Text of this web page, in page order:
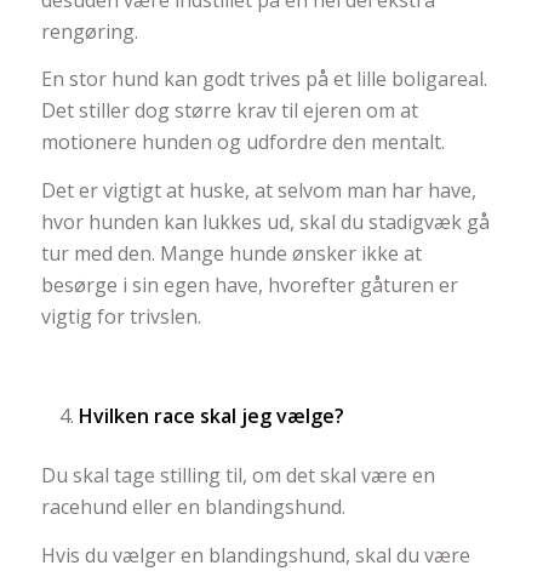
rengøring.
En stor hund kan godt trives på et lille boligareal.
Det stiller dog større krav til ejeren om at
motionere hunden og udfordre den mentalt.
Det er vigtigt at huske, at selvom man har have,
hvor hunden kan lukkes ud, skal du stadigvæk gå
tur med den. Mange hunde ønsker ikke at
besørge i sin egen have, hvorefter gåturen er
vigtig for trivslen.
Hvilken race skal jeg vælge?
Du skal tage stilling til, om det skal være en
racehund eller en blandingshund.
Hvis du vælger en blandingshund, skal du være